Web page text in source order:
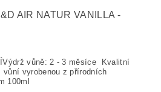
AIR NATUR VANILLA -
vůně: 2 - 3 měsíce Kvalitní
vůní vyrobenou z přírodních
100ml